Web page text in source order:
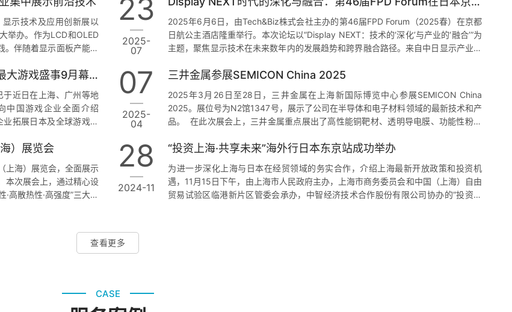
市场。 本次亚宠展展台由…
示技术及应用创新展以
举办。作为LCD和OLED
。伴随着显示面板产能和
与装备企业联合出展，
23
2025-
07
2025年6月6日，由Tech&Biz株式会社主办的第46届FPD Forum（2025春）在京都
日航公主酒店隆重举行。本次论坛以“Display NEXT：技术的‘深化’与产业的‘融合’”为
主题，聚焦显示技术在未来数年内的发展趋势和跨界融合路径。来自中日显示产业链
前沿技术，展开了深入的分享与交流。 Tech&Biz株式会社社长北原洋明发表主旨演
东京电玩展2025中国说明会成功举办，亚洲最大游戏盛事9月幕张启幕
于近日在上海、广州等地
中国游戏企业全面介绍
拓展日本及全球游戏市
为数字文化出口的重要
07
2025-
04
三井金属参展SEMICON China 2025
2025年3月26日至28日，三井金属在上海新国际博览中心参展SEMICON China
2025。展位号为N2馆1347号，展示了公司在半导体和电子材料领域的最新技术和产
品。 ￼ 在此次展会上，三井金属重点展出了高性能铜靶材、透明导电膜、功能性粉体
司在材料科学方面的创新能力和对行业需求的深刻理解。 展会期间，三井金属的展位
先地位。 实邑文化（VER…
）展览会
上海）展览会，全面展示
本次展会上，通过精心设
高散热性·高强度”三大产
行业客户、合作伙伴及专
28
2024-11
“投资上海·共享未来”海外行日本东京站成功举办
为进一步深化上海与日本在经贸领域的务实合作，介绍上海最新开放政策和投资机
遇，11月15日下午，由上海市人民政府主办，上海市商务委员会和中国（上海）自由
贸易试验区临港新片区管委会承办，中智经济技术合作股份有限公司协办的“投资上
查看更多
CASE